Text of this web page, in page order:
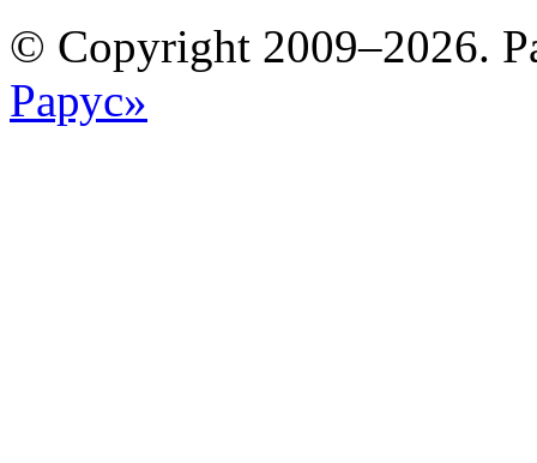
© Copyright 2009–2026.
Рарус»